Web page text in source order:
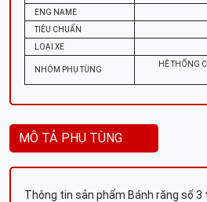
ENG NAME
TIÊU CHUẨN
LOẠI XE
NHÓM PHỤ TÙNG
HỆ THỐNG
MÔ TẢ PHỤ TÙNG
Thông tin sản phẩm Bánh răng số